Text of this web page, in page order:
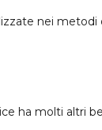
nei
ha molti altri